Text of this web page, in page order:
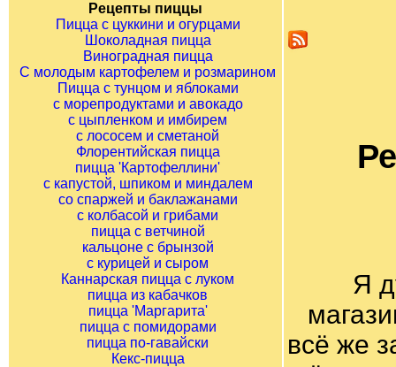
Рецепты пиццы
Пицца с цуккини и огурцами
Шоколадная пицца
Виноградная пицца
С молодым картофелем и розмарином
Пицца с тунцом и яблоками
с морепродуктами и авокадо
с цыпленком и имбирем
с лососем и сметаной
Флорентийская пицца
пицца 'Картофеллини'
с капустой, шпиком и миндалем
со спаржей и баклажанами
с колбасой и грибами
пицца с ветчиной
кальцоне с брынзой
с курицей и сыром
Каннарская пицца с луком
пицца из кабачков
пицца 'Маргарита'
пицца с помидорами
пицца по-гавайски
Кекс-пицца
Я
всё же